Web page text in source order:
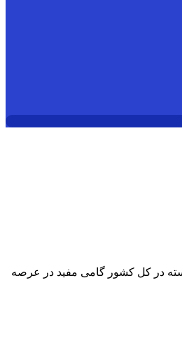
در کل کشور گامی مفید در عرصه